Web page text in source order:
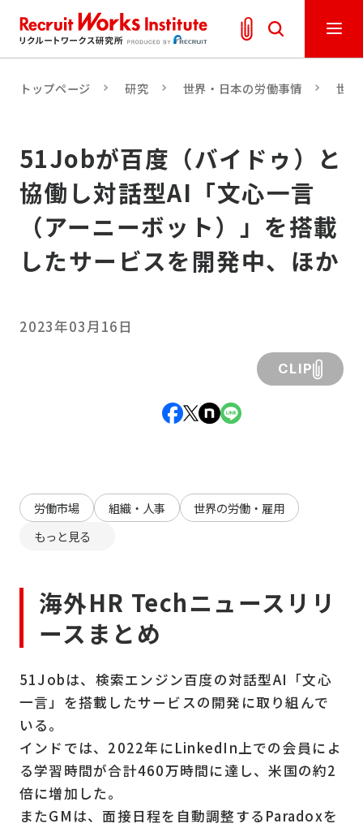
トップページ 研究 世界・日本の労働事情 世
51Jobが百度（バイドゥ）と
協働し対話型AI「文心一言
（アーニーボット）」を搭載
したサービスを開発中、ほか
2023年03月16日
CLIP
労働市場 組織・人事
世界の労働・雇用
もっと見る
海外HR Techニュースリリ
ースまとめ
51Jobは、検索エンジン百度の対話型AI「文心
一言」を搭載したサービスの開発に取り組んで
いる。
インドでは、2022年にLinkedIn上での会員によ
る学習時間が合計460万時間に達し、米国の約2
倍に増加した。
またGMは、面接日程を自動調整するParadoxを